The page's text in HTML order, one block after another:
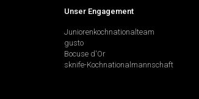
Unser Engagement
Juniorenkochnationalteam
gusto
Bocuse d'Or
sknife-Kochnationalmannschaft